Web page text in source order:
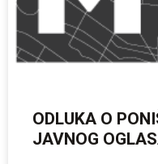
ODLUKA O
JAVNOG